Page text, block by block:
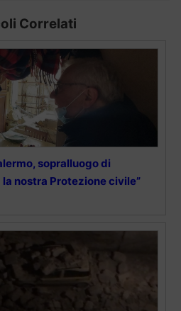
Correlati
sopralluogo di
nostra Protezione civile”